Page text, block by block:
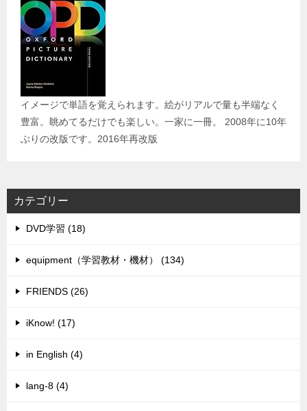
イメージで単語を覚えられます。絵がリアルで量も半端なく
豊富。眺めてるだけでも楽しい。一家に一冊。 2008年に10年
ぶりの改版です。2016年再改版
カテゴリー
DVD学習 (18)
equipment（学習教材・機材） (134)
FRIENDS (26)
iKnow! (17)
in English (4)
lang-8 (4)